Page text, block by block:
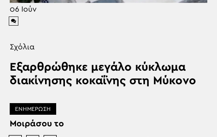
06 Ιούν
Σχόλια
Εξαρθρώθηκε μεγάλο κύκλωμα
διακίνησης κοκαΐνης στη Μύκονο
ΕΝΗΜΕΡΩΣΗ
Μοιράσου το